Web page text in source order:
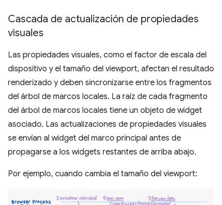
Cascada de actualización de propiedades
visuales
Las propiedades visuales, como el factor de escala del
dispositivo y el tamaño del viewport, afectan el resultado
renderizado y deben sincronizarse entre los fragmentos
del árbol de marcos locales. La raíz de cada fragmento
del árbol de marcos locales tiene un objeto de widget
asociado. Las actualizaciones de propiedades visuales
se envían al widget del marco principal antes de
propagarse a los widgets restantes de arriba abajo.
Por ejemplo, cuando cambia el tamaño del viewport: